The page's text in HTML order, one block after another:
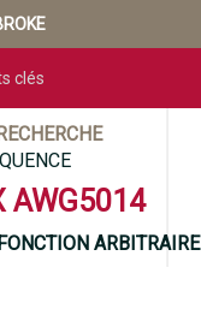
AWG5014
ARBITRAIRE